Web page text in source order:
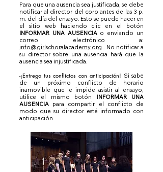
Para que una ausencia sea justificada, se debe
notificar al director del coro antes de las 3 p.
m. del día del ensayo. Esto se puede hacer en
el sitio web haciendo clic en el botón
INFORMAR UNA AUSENCIAo enviando un
correo electrónico a:
info@girlschoralacademy.org . No notificar a
su director sobre una ausencia hará que la
ausencia sea injustificada.
-¡Entrega tus conflictos con anticipación! Si sabe
de un próximo conflicto de horario
inamovible que le impide asistir al ensayo,
utilice el mismo botón INFORMAR UNA
AUSENCIA para compartir el conflicto de
modo que su director esté informado con
anticipación.